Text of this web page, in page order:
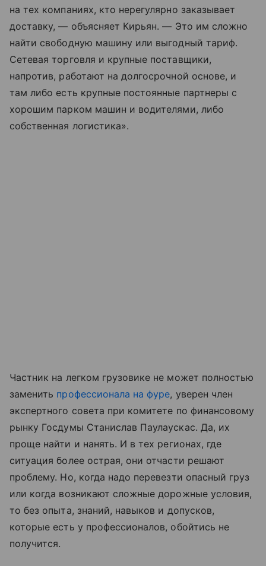
на тех компаниях, кто нерегулярно заказывает
доставку, — объясняет Кирьян. — Это им сложно
найти свободную машину или выгодный тариф.
Сетевая торговля и крупные поставщики,
напротив, работают на долгосрочной основе, и
там либо есть крупные постоянные партнеры с
хорошим парком машин и водителями, либо
собственная логистика».
Частник на легком грузовике не может полностью
заменить профессионала на фуре, уверен член
экспертного совета при комитете по финансовому
рынку Госдумы Станислав Паулаускас. Да, их
проще найти и нанять. И в тех регионах, где
ситуация более острая, они отчасти решают
проблему. Но, когда надо перевезти опасный груз
или когда возникают сложные дорожные условия,
то без опыта, знаний, навыков и допусков,
которые есть у профессионалов, обойтись не
получится.